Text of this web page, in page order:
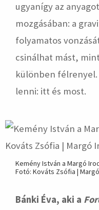
ugyanígy az
mozgásában: a
folyamatos
csinálhat mást,
különben
lenni: itt és most.
Kemény István a Margó
Fotó: Kováts Zsófia |
Bánki Éva, aki a